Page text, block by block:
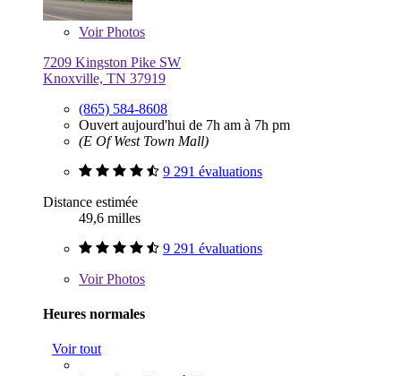
VoirPhotos
7209 Kingston Pike SW
Knoxville, TN 37919
(865) 584-8608
Ouvert aujourd'hui de 7h am à 7h pm
(E Of West Town Mall)
9 291 évaluations
Distance estimée
49,6 milles
9 291 évaluations
VoirPhotos
Heures normales
Voir tout